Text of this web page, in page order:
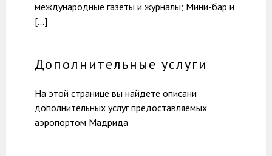
международные газеты и журналы; Мини-бар и
[…]
Дополнительные услуги
На этой странице вы найдете описани
дополнительных услуг предоставляемых
аэропортом Мадрида